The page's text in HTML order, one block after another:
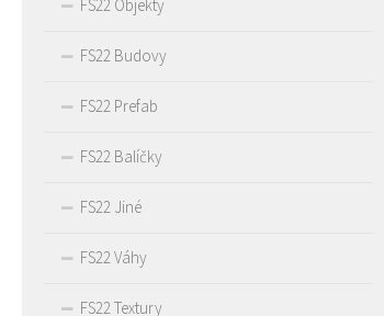
FS22 Objekty
FS22 Budovy
FS22 Prefab
FS22 Balíčky
FS22 Jiné
FS22 Váhy
FS22 Textury